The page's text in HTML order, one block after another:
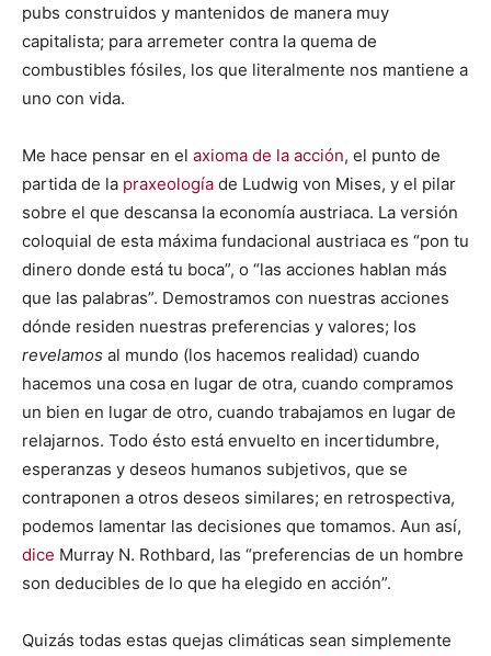
pubs construidos y mantenidos de manera muy
capitalista; para arremeter contra la quema de
combustibles fósiles, los que literalmente nos mantiene a
uno con vida.
Me hace pensar en el axioma de la acción, el punto de
partida de la praxeología de Ludwig von Mises, y el pilar
sobre el que descansa la economía austriaca. La versión
coloquial de esta máxima fundacional austriaca es “pon tu
dinero donde está tu boca”, o “las acciones hablan más
que las palabras”. Demostramos con nuestras acciones
dónde residen nuestras preferencias y valores; los
revelamos al mundo (los hacemos realidad) cuando
hacemos una cosa en lugar de otra, cuando compramos
un bien en lugar de otro, cuando trabajamos en lugar de
relajarnos. Todo ésto está envuelto en incertidumbre,
esperanzas y deseos humanos subjetivos, que se
contraponen a otros deseos similares; en retrospectiva,
podemos lamentar las decisiones que tomamos. Aun así,
dice Murray N. Rothbard, las “preferencias de un hombre
son deducibles de lo que ha elegido en acción”.
Quizás todas estas quejas climáticas sean simplemente